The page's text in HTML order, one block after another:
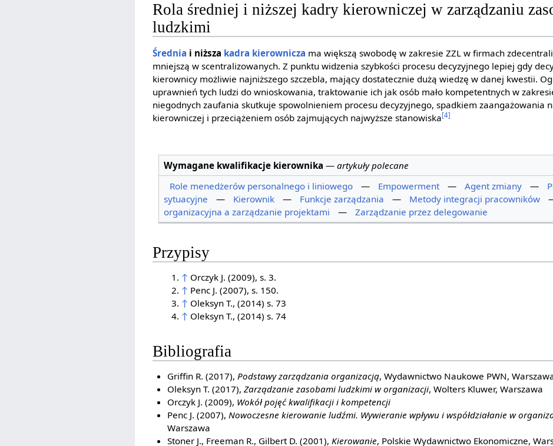
Rola średniej i niższej kadry kierowniczej w zarządzaniu
ludzkimi
Średnia i niższa kadra kierownicza ma większą swobodę w zakresie ZZL w firmach
mniejszą w scentralizowanych. Z punktu widzenia szybkości procesu decyzyjnego lepiej gdy
kierownicy możliwie najniższego szczebla, mający dostatecznie dużą wiedzę w danej kwestii.
uprawnień tych ludzi do wnioskowania, traktowanie ich jak osób mało kompetentnych w
niegodnych zaufania skutkuje spowolnieniem procesu decyzyjnego, spadkiem zaangażowania
kierowniczej i przeciążeniem osób zajmujących najwyższe stanowiska[4]
Wymagane kwalifikacje kierownika — artykuły polecane
Role menedżerów personalnego i liniowego
— Empowerment — Agent zmiany —
sytuacyjne
— Kierownik — Funkcje zarządzania — Metody integracji pracowników
organizacyjna a zarządzanie projektami
— Zarządzanie przez delegowanie
Przypisy
↑ Orczyk J. (2009), s. 3.
↑ Penc J. (2007), s. 150.
↑ Oleksyn T., (2014) s. 73
↑ Oleksyn T., (2014) s. 74
Bibliografia
Griffin R. (2017), Podstawy zarządzania organizacją, Wydawnictwo Naukowe PWN,
Oleksyn T. (2017), Zarządzanie zasobami ludzkimi w organizacji, Wolters Kluwer, Warszawa
Orczyk J. (2009), Wokół pojęć kwalifikacji i kompetencji
Penc J. (2007), Nowoczesne kierowanie ludźmi. Wywieranie wpływu i współdziałanie w
Warszawa
Stoner J., Freeman R., Gilbert D. (2001), Kierowanie, Polskie Wydawnictwo Ekonomiczne,